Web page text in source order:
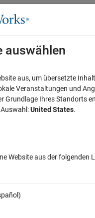
für Off-
and Supported
data
auswählen
aus, um übersetzte
Veranstaltungen und
Grundlage Ihres Standorts
United States.
Website aus der folgenden